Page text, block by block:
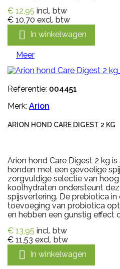
€ 12,95 incl. btw
€ 10,70 excl. btw
 In winkelwagen
Meer
Referentie: 004451
Merk: Arion
ARION HOND CARE DIGEST 2 KG
Arion hond Care Digest 2 kg
honden met een gevoelige
zorgvuldige selectie van
koolhydraten ondersteunt
spijsvertering. De prebiotica
toevoeging van probiotica
en hebben een gunstig effect
€ 13,95 incl. btw
€ 11,53 excl. btw
 In winkelwagen